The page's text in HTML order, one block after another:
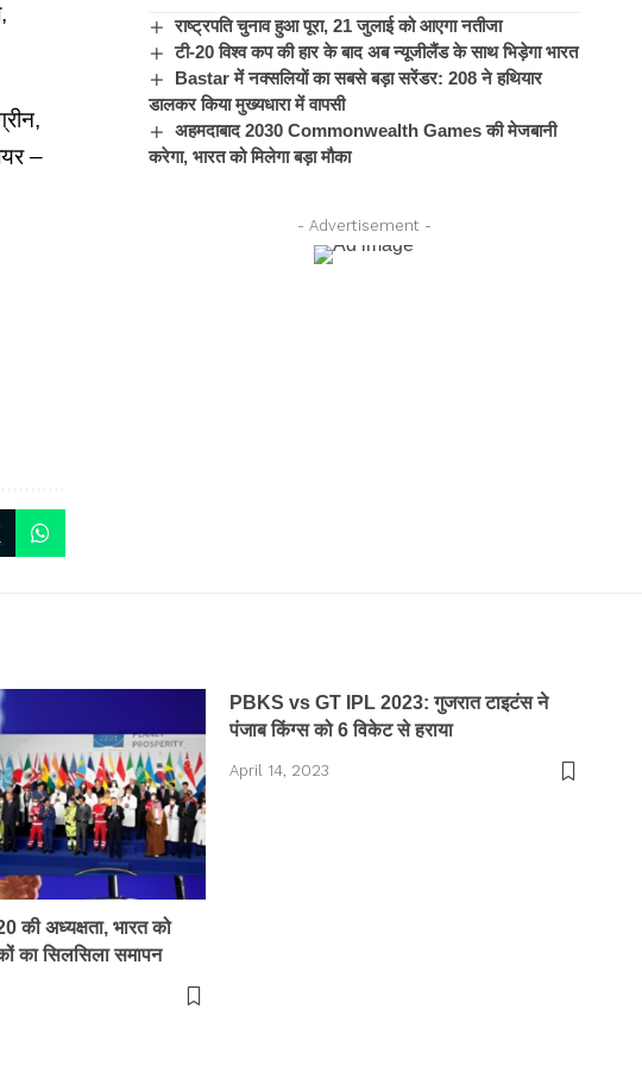
–
राष्ट्रपति चुनाव हुआ पूरा, 21 जुलाई को आएगा नतीजा
टी-20 विश्व कप की हार के बाद अब न्यूजीलैंड के साथ भिड़ेगा भारत
Bastar में नक्सलियों का सबसे बड़ा सरेंडर: 208 ने हथियार
डालकर किया मुख्यधारा में वापसी
अहमदाबाद 2030 Commonwealth Games की मेजबानी
करेगा, भारत को मिलेगा बड़ा मौका
- Advertisement -
अध्यक्षता, भारत को
का सिलसिला समापन
PBKS vs GT IPL 2023: गुजरात टाइटंस ने
पंजाब किंग्स को 6 विकेट से हराया
April 14, 2023